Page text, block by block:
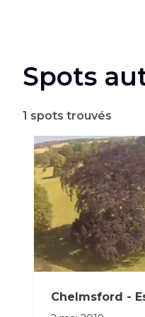
Spots
1 spots trouvés
Chelmsford -